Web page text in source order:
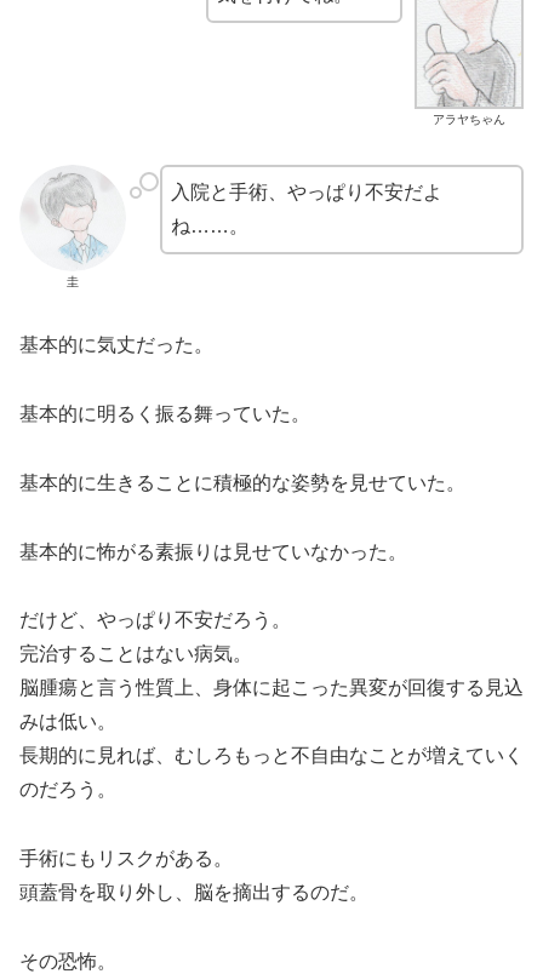
アラヤちゃん
圭
入院と手術、やっぱり不安だよ
ね……。
基本的に気丈だった。
基本的に明るく振る舞っていた。
基本的に生きることに積極的な姿勢を見せていた。
基本的に怖がる素振りは見せていなかった。
だけど、やっぱり不安だろう。
完治することはない病気。
脳腫瘍と言う性質上、身体に起こった異変が回復する見込
みは低い。
長期的に見れば、むしろもっと不自由なことが増えていく
のだろう。
手術にもリスクがある。
頭蓋骨を取り外し、脳を摘出するのだ。
その恐怖。